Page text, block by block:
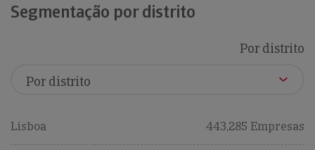
Segmentação por distrito
Por distrito
Lisboa 443,285 Empresas